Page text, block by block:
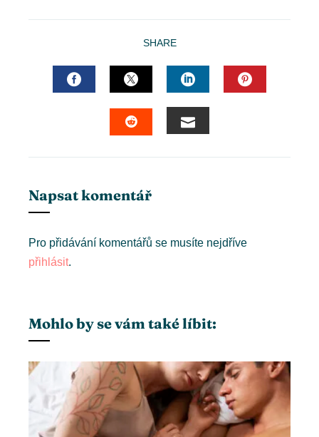
SHARE
FACEBOOKTWITTERLINKEDIN
Napsat komentář
Pro přidávání komentářů se musíte nejdříve
přihlásit.
Mohlo by se vám také líbit: